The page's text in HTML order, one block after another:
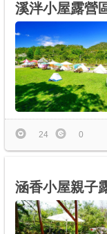
溪泮小屋露營
24 0
涵香小屋親子